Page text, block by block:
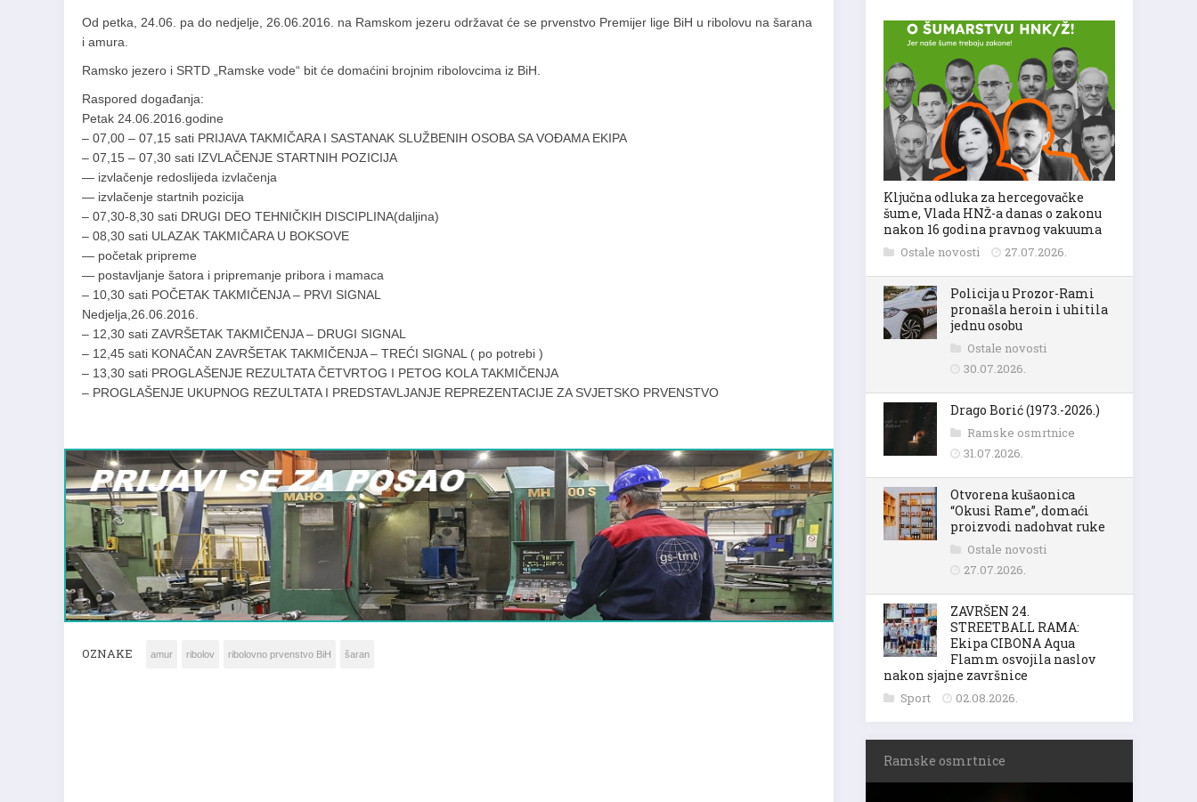
Od petka, 24.06. pa do nedjelje, 26.06.2016. na Ramskom jezeru održavat će se prvenstvo Premijer lige BiH u ribolovu na šarana
i amura.
Ramsko jezero i SRTD „Ramske vode“ bit će domaćini brojnim ribolovcima iz BiH.
Raspored događanja:
Petak 24.06.2016.godine
– 07,00 – 07,15 sati PRIJAVA TAKMIČARA I SASTANAK SLUŽBENIH OSOBA SA VOĐAMA EKIPA
– 07,15 – 07,30 sati IZVLAČENJE STARTNIH POZICIJA
— izvlačenje redoslijeda izvlačenja
— izvlačenje startnih pozicija
– 07,30-8,30 sati DRUGI DEO TEHNIČKIH DISCIPLINA(daljina)
– 08,30 sati ULAZAK TAKMIČARA U BOKSOVE
— početak pripreme
— postavljanje šatora i pripremanje pribora i mamaca
– 10,30 sati POČETAK TAKMIČENJA – PRVI SIGNAL
Nedjelja,26.06.2016.
– 12,30 sati ZAVRŠETAK TAKMIČENJA – DRUGI SIGNAL
– 12,45 sati KONAČAN ZAVRŠETAK TAKMIČENJA – TREĆI SIGNAL ( po potrebi )
– 13,30 sati PROGLAŠENJE REZULTATA ČETVRTOG I PETOG KOLA TAKMIČENJA
– PROGLAŠENJE UKUPNOG REZULTATA I PREDSTAVLJANJE REPREZENTACIJE ZA SVJETSKO PRVENSTVO
OZNAKE
Ključna odluka za hercegovačke
šume, Vlada HNŽ-a danas o zakonu
nakon 16 godina pravnog vakuuma
Ostale novosti 27.07.2026.
Policija u Prozor-Rami
pronašla heroin i uhitila
jednu osobu
Ostale novosti
30.07.2026.
Drago Borić (1973.-2026.)
Ramske osmrtnice
31.07.2026.
Otvorena kušaonica
“Okusi Rame”, domaći
proizvodi nadohvat ruke
Ostale novosti
27.07.2026.
ZAVRŠEN 24.
STREETBALL RAMA:
Ekipa CIBONA Aqua
Flamm osvojila naslov
nakon sjajne završnice
Sport 02.08.2026.
Ramske osmrtnice